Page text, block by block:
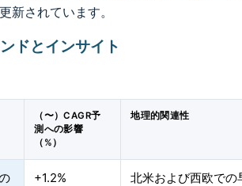
新されています。
ドとインサイト
（〜）CAGR予
測への影響
（%）
地理的関連性
+1.2%
北米および西欧での